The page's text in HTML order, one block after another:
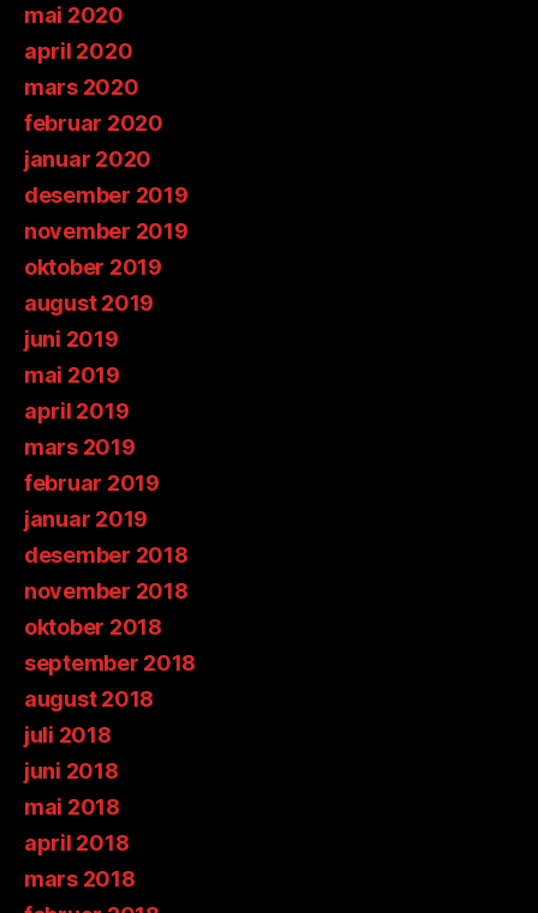
mai 2020
april 2020
mars 2020
februar 2020
januar 2020
desember 2019
november 2019
oktober 2019
august 2019
juni 2019
mai 2019
april 2019
mars 2019
februar 2019
januar 2019
desember 2018
november 2018
oktober 2018
september 2018
august 2018
juli 2018
juni 2018
mai 2018
april 2018
mars 2018